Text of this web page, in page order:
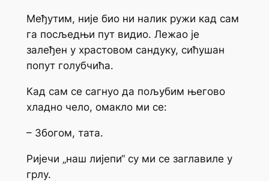
Међутим, није био ни налик ружи кад сам
га посљедњи пут видио. Лежао је
залеђен у храстовом сандуку, сићушан
попут голубчића.
Кад сам се сагнуо да пољубим његово
хладно чело, омакло ми се:
– Збогом, тата.
Ријечи „наш лијепи“ су ми се заглавиле у
грлу.